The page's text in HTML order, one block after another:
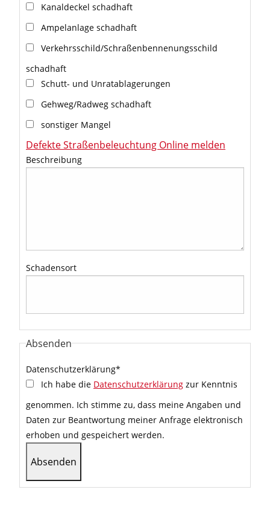
Kanaldeckel schadhaft
Ampelanlage schadhaft
schadhaft
Schutt- und Unratablagerungen
Gehweg/Radweg schadhaft
sonstiger Mangel
Defekte Straßenbeleuchtung Online melden
Beschreibung
Schadensort
Absenden
Datenschutzerklärung*
Ich habe die Datenschutzerklärung zur Kenntnis
genommen. Ich stimme zu, dass meine Angaben und
Daten zur Beantwortung meiner Anfrage elektronisch
erhoben und gespeichert werden.